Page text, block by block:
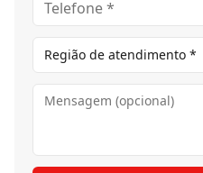
Região de atendimento *